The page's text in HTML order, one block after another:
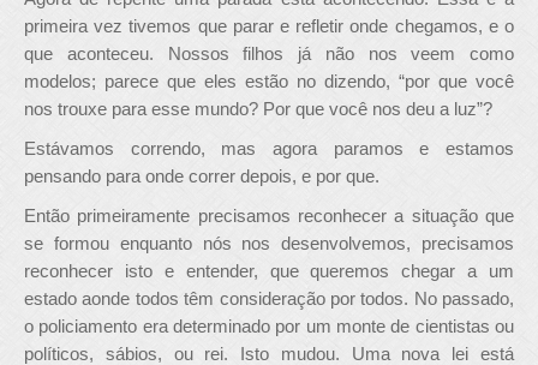
primeira vez tivemos que parar e refletir onde chegamos, e o
que aconteceu. Nossos filhos já não nos veem como
modelos; parece que eles estão no dizendo, “por que você
nos trouxe para esse mundo? Por que você nos deu a luz”?
Estávamos correndo, mas agora paramos e estamos
pensando para onde correr depois, e por que.
Então primeiramente precisamos reconhecer a situação que
se formou enquanto nós nos desenvolvemos, precisamos
reconhecer isto e entender, que queremos chegar a um
estado aonde todos têm consideração por todos. No passado,
o policiamento era determinado por um monte de cientistas ou
políticos, sábios, ou rei. Isto mudou. Uma nova lei está